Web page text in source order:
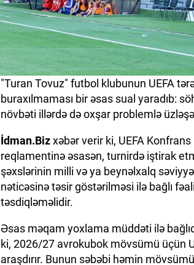
"Turan Tovuz" futbol klubunun UEFA
buraxılmaması bir əsas sual yaradıb:
növbəti illərdə də oxşar problemlə
İdman.Bizxəbər verir ki, UEFA
reqlamentinə əsasən, turnirdə iştirak
şəxslərinin milli və ya beynəlxalq
nəticəsinə təsir göstərilməsi ilə bağlı
təsdiqləməlidir.
Əsas məqam yoxlama müddəti ilə
ki, 2026/27 avrokubok mövsümü üçün
araşdırır. Bunun səbəbi həmin